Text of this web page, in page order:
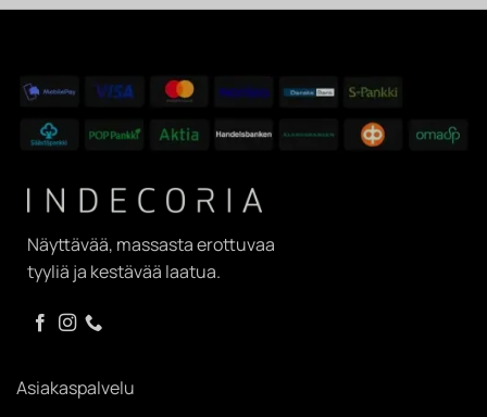
Näyttävää, massasta erottuvaa
tyyliä ja kestävää laatua.
Asiakaspalvelu